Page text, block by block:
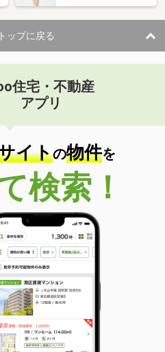
ップに戻る
住宅・不動産
アプリ
イトの物件を
検索！